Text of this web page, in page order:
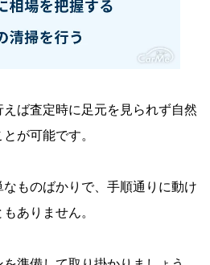
ないこと
おすすめの買取業者は？
ほうがイメージが良くて買取
では売却できない？
にキャンセルはできる？
ば査定時に足元を見られず自然
が可能です。
ものばかりで、手順通りに動け
ありません。